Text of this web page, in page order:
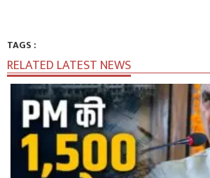
TAGS :
RELATED LATEST NEWS